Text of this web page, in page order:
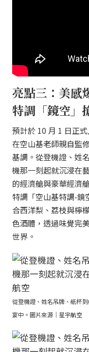
亮點三：美感
特調「鏡空」
預計於 10 月 1 日正式
在空山基老師親自監
基調。從登機證、姓
機那一刻起就沉浸在
的經濟艙與豪華經濟
特調「空山基特調-鏡
合西洋梨、荔枝與檸
色酒體，透過味覺完
世界。
從登機證、姓名吊牌、紙杯
宴中。圖片來源｜星宇航空